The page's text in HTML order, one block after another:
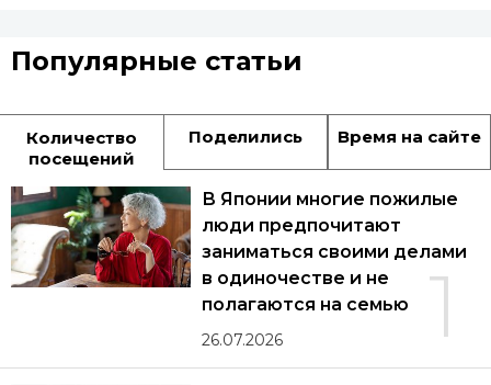
Популярные статьи
Количество
посещений
Поделились Время на сайте
1
В Японии многие пожилые
люди предпочитают
заниматься своими делами
в одиночестве и не
полагаются на семью
26.07.2026